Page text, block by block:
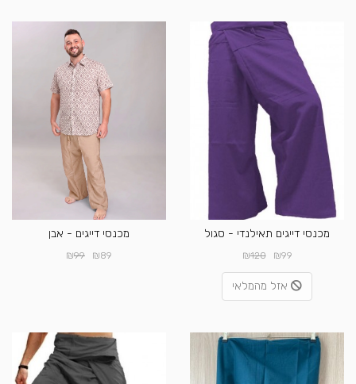
מכנסי דייגים תאילנדי - סגול
₪99
₪120
אזל מהמלאי
מכנסי דייגים - אבן
₪89
₪99